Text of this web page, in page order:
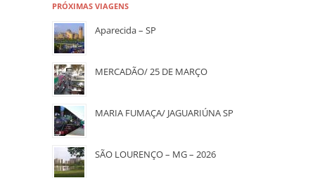
PRÓXIMAS VIAGENS
Aparecida – SP
MERCADÃO/ 25 DE MARÇO
MARIA FUMAÇA/ JAGUARIÚNA SP
SÃO LOURENÇO – MG – 2026